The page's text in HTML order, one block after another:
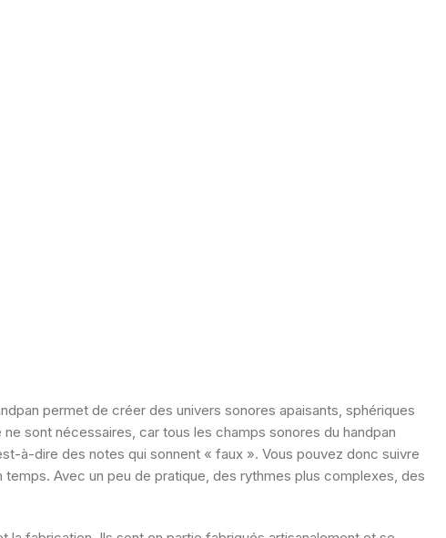
permet de créer des univers sonores apaisants, sphériques
sont nécessaires, car tous les champs sonores du handpan
à-dire des notes qui sonnent « faux ». Vous pouvez donc suivre
Avec un peu de pratique, des rythmes plus complexes, des